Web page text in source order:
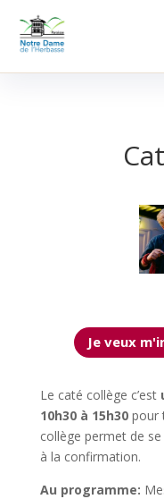
Je veux
Le caté collège c’est
10h30 à 15h30pour
collège permet de
à la confirmation.
Au programme: